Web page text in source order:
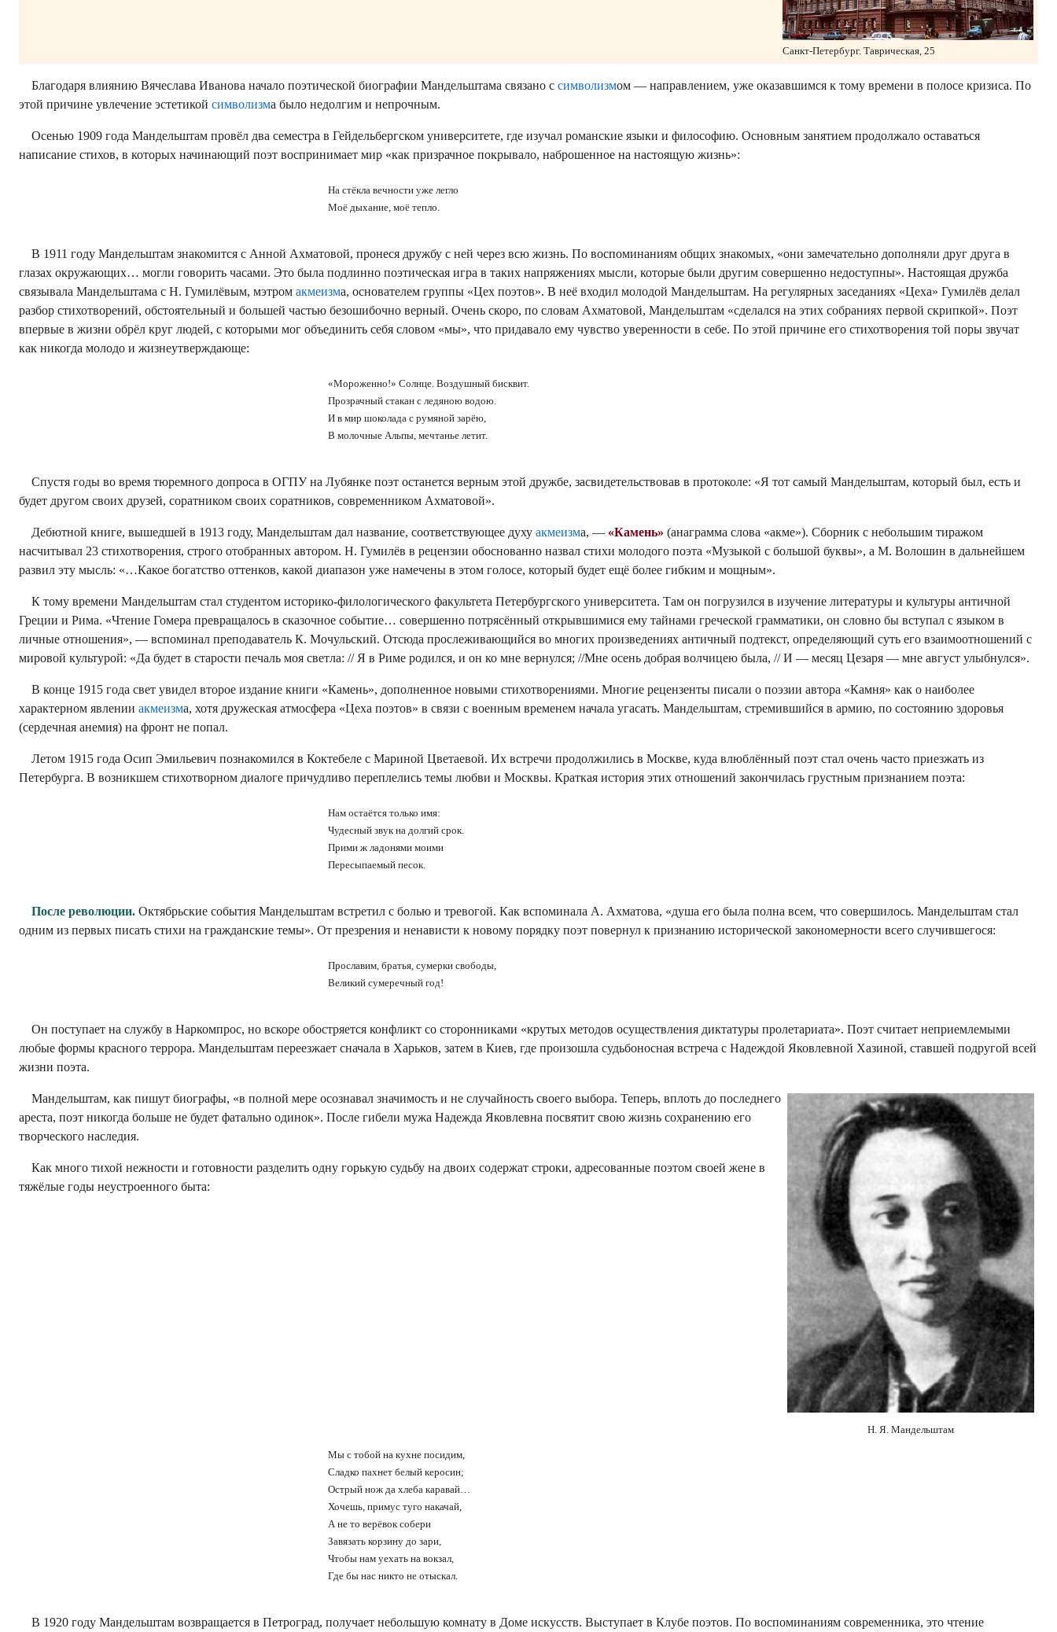
Санкт-Петербург. Таврическая, 25
Благодаря влиянию Вячеслава Иванова начало поэтической биографии Мандельштама связано с символизмом — направлением, уже оказавшимся к тому времени в полосе кризиса. По
этой причине увлечение эстетикой символизма было недолгим и непрочным.
Осенью 1909 года Мандельштам провёл два семестра в Гейдельбергском университете, где изучал романские языки и философию. Основным занятием продолжало оставаться
написание стихов, в которых начинающий поэт воспринимает мир «как призрачное покрывало, наброшенное на настоящую жизнь»:
На стёкла вечности уже легло
Моё дыхание, моё тепло.
В 1911 году Мандельштам знакомится с Анной Ахматовой, пронеся дружбу с ней через всю жизнь. По воспоминаниям общих знакомых, «они замечательно дополняли друг друга в
глазах окружающих… могли говорить часами. Это была подлинно поэтическая игра в таких напряжениях мысли, которые были другим совершенно недоступны». Настоящая дружба
связывала Мандельштама с Н. Гумилёвым, мэтром акмеизма, основателем группы «Цех поэтов». В неё входил молодой Мандельштам. На регулярных заседаниях «Цеха» Гумилёв делал
разбор стихотворений, обстоятельный и большей частью безошибочно верный. Очень скоро, по словам Ахматовой, Мандельштам «сделался на этих собраниях первой скрипкой». Поэт
впервые в жизни обрёл круг людей, с которыми мог объединить себя словом «мы», что придавало ему чувство уверенности в себе. По этой причине его стихотворения той поры звучат
как никогда молодо и жизнеутверждающе:
«Мороженно!» Солнце. Воздушный бисквит.
Прозрачный стакан с ледяною водою.
И в мир шоколада с румяной зарёю,
В молочные Альпы, мечтанье летит.
Спустя годы во время тюремного допроса в ОГПУ на Лубянке поэт останется верным этой дружбе, засвидетельствовав в протоколе: «Я тот самый Мандельштам, который был, есть и
будет другом своих друзей, соратником своих соратников, современником Ахматовой».
Дебютной книге, вышедшей в 1913 году, Мандельштам дал название, соответствующее духу акмеизма, — «Камень» (анаграмма слова «акме»). Сборник с небольшим тиражом
насчитывал 23 стихотворения, строго отобранных автором. Н. Гумилёв в рецензии обоснованно назвал стихи молодого поэта «Музыкой с большой буквы», а М. Волошин в дальнейшем
развил эту мысль: «…Какое богатство оттенков, какой диапазон уже намечены в этом голосе, который будет ещё более гибким и мощным».
К тому времени Мандельштам стал студентом историко-филологического факультета Петербургского университета. Там он погрузился в изучение литературы и культуры античной
Греции и Рима. «Чтение Гомера превращалось в сказочное событие… совершенно потрясённый открывшимися ему тайнами греческой грамматики, он словно бы вступал с языком в
личные отношения», — вспоминал преподаватель К. Мочульский. Отсюда прослеживающийся во многих произведениях античный подтекст, определяющий суть его взаимоотношений с
мировой культурой: «Да будет в старости печаль моя светла: // Я в Риме родился, и он ко мне вернулся; //Мне осень добрая волчицею была, // И — месяц Цезаря — мне август улыбнулся».
В конце 1915 года свет увидел второе издание книги «Камень», дополненное новыми стихотворениями. Многие рецензенты писали о поэзии автора «Камня» как о наиболее
характерном явлении акмеизма, хотя дружеская атмосфера «Цеха поэтов» в связи с военным временем начала угасать. Мандельштам, стремившийся в армию, по состоянию здоровья
(сердечная анемия) на фронт не попал.
Летом 1915 года Осип Эмильевич познакомился в Коктебеле с Мариной Цветаевой. Их встречи продолжились в Москве, куда влюблённый поэт стал очень часто приезжать из
Петербурга. В возникшем стихотворном диалоге причудливо переплелись темы любви и Москвы. Краткая история этих отношений закончилась грустным признанием поэта:
Нам остаётся только имя:
Чудесный звук на долгий срок.
Прими ж ладонями моими
Пересыпаемый песок.
После революции. Октябрьские события Мандельштам встретил с болью и тревогой. Как вспоминала А. Ахматова, «душа его была полна всем, что совершилось. Мандельштам стал
одним из первых писать стихи на гражданские темы». От презрения и ненависти к новому порядку поэт повернул к признанию исторической закономерности всего случившегося:
Прославим, братья, сумерки свободы,
Великий сумеречный год!
Он поступает на службу в Наркомпрос, но вскоре обостряется конфликт со сторонниками «крутых методов осуществления диктатуры пролетариата». Поэт считает неприемлемыми
любые формы красного террора. Мандельштам переезжает сначала в Харьков, затем в Киев, где произошла судьбоносная встреча с Надеждой Яковлевной Хазиной, ставшей подругой всей
жизни поэта.
Н. Я. Мандельштам
Мандельштам, как пишут биографы, «в полной мере осознавал значимость и не случайность своего выбора. Теперь, вплоть до последнего
ареста, поэт никогда больше не будет фатально одинок». После гибели мужа Надежда Яковлевна посвятит свою жизнь сохранению его
творческого наследия.
Как много тихой нежности и готовности разделить одну горькую судьбу на двоих содержат строки, адресованные поэтом своей жене в
тяжёлые годы неустроенного быта:
Мы с тобой на кухне посидим,
Сладко пахнет белый керосин;
Острый нож да хлеба каравай…
Хочешь, примус туго накачай,
А не то верёвок собери
Завязать корзину до зари,
Чтобы нам уехать на вокзал,
Где бы нас никто не отыскал.
В 1920 году Мандельштам возвращается в Петроград, получает небольшую комнату в Доме искусств. Выступает в Клубе поэтов. По воспоминаниям современника, это чтение